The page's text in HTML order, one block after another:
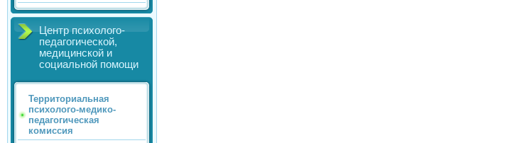
Центр психолого-
педагогической,
медицинской и
социальной помощи
Территориальная
психолого-медико-
педагогическая
комиссия